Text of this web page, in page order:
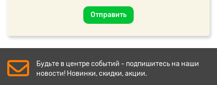
Отправить
Будьте в центре событий - подпишитесь на наши
новости! Новинки, скидки, акции.